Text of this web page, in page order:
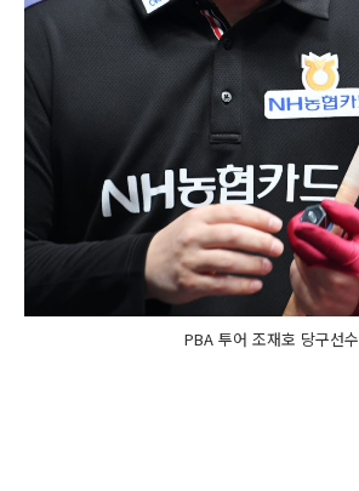
PBA 투어 조재호 당구선수